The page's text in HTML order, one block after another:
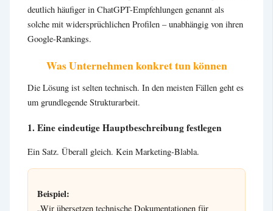
deutlich häufiger in ChatGPT-Empfehlungen genannt als
solche mit widersprüchlichen Profilen – unabhängig von ihren
Google-Rankings.
Was Unternehmen konkret tun können
Die Lösung ist selten technisch. In den meisten Fällen geht es
um grundlegende Strukturarbeit.
1. Eine eindeutige Hauptbeschreibung festlegen
Ein Satz. Überall gleich. Kein Marketing-Blabla.
Beispiel:
„Wir übersetzen technische Dokumentationen für